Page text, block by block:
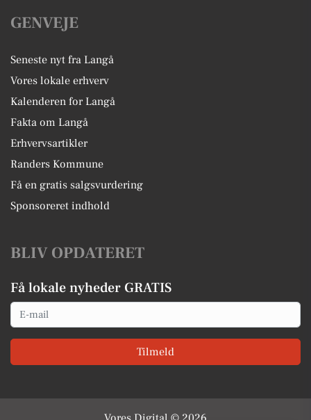
GENVEJE
Seneste nyt fra Langå
Vores lokale erhverv
Kalenderen for Langå
Fakta om Langå
Erhvervsartikler
Randers Kommune
Få en gratis salgsvurdering
Sponsoreret indhold
BLIV OPDATERET
Få lokale nyheder GRATIS
Email
Tilmeld